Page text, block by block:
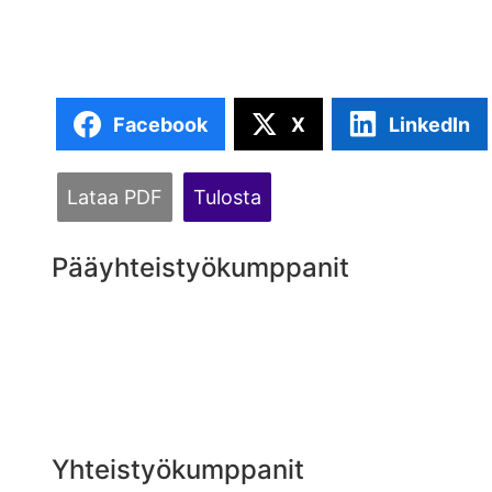
Facebook X LinkedIn
Lataa PDF Tulosta
Pääyhteistyökumppanit
Yhteistyökumppanit